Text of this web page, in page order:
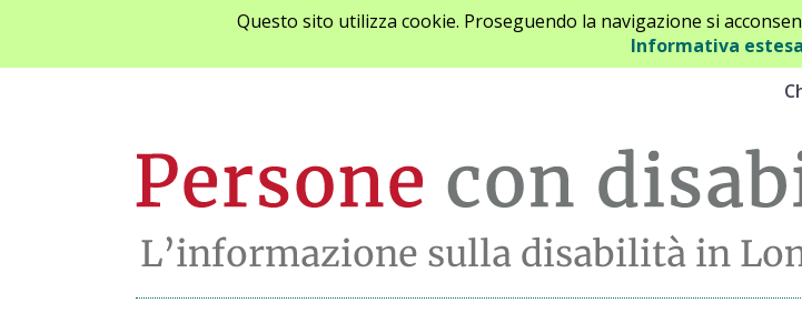
Questo sito utilizza cookie. Proseguendo la navigazione si
Informativa estesa